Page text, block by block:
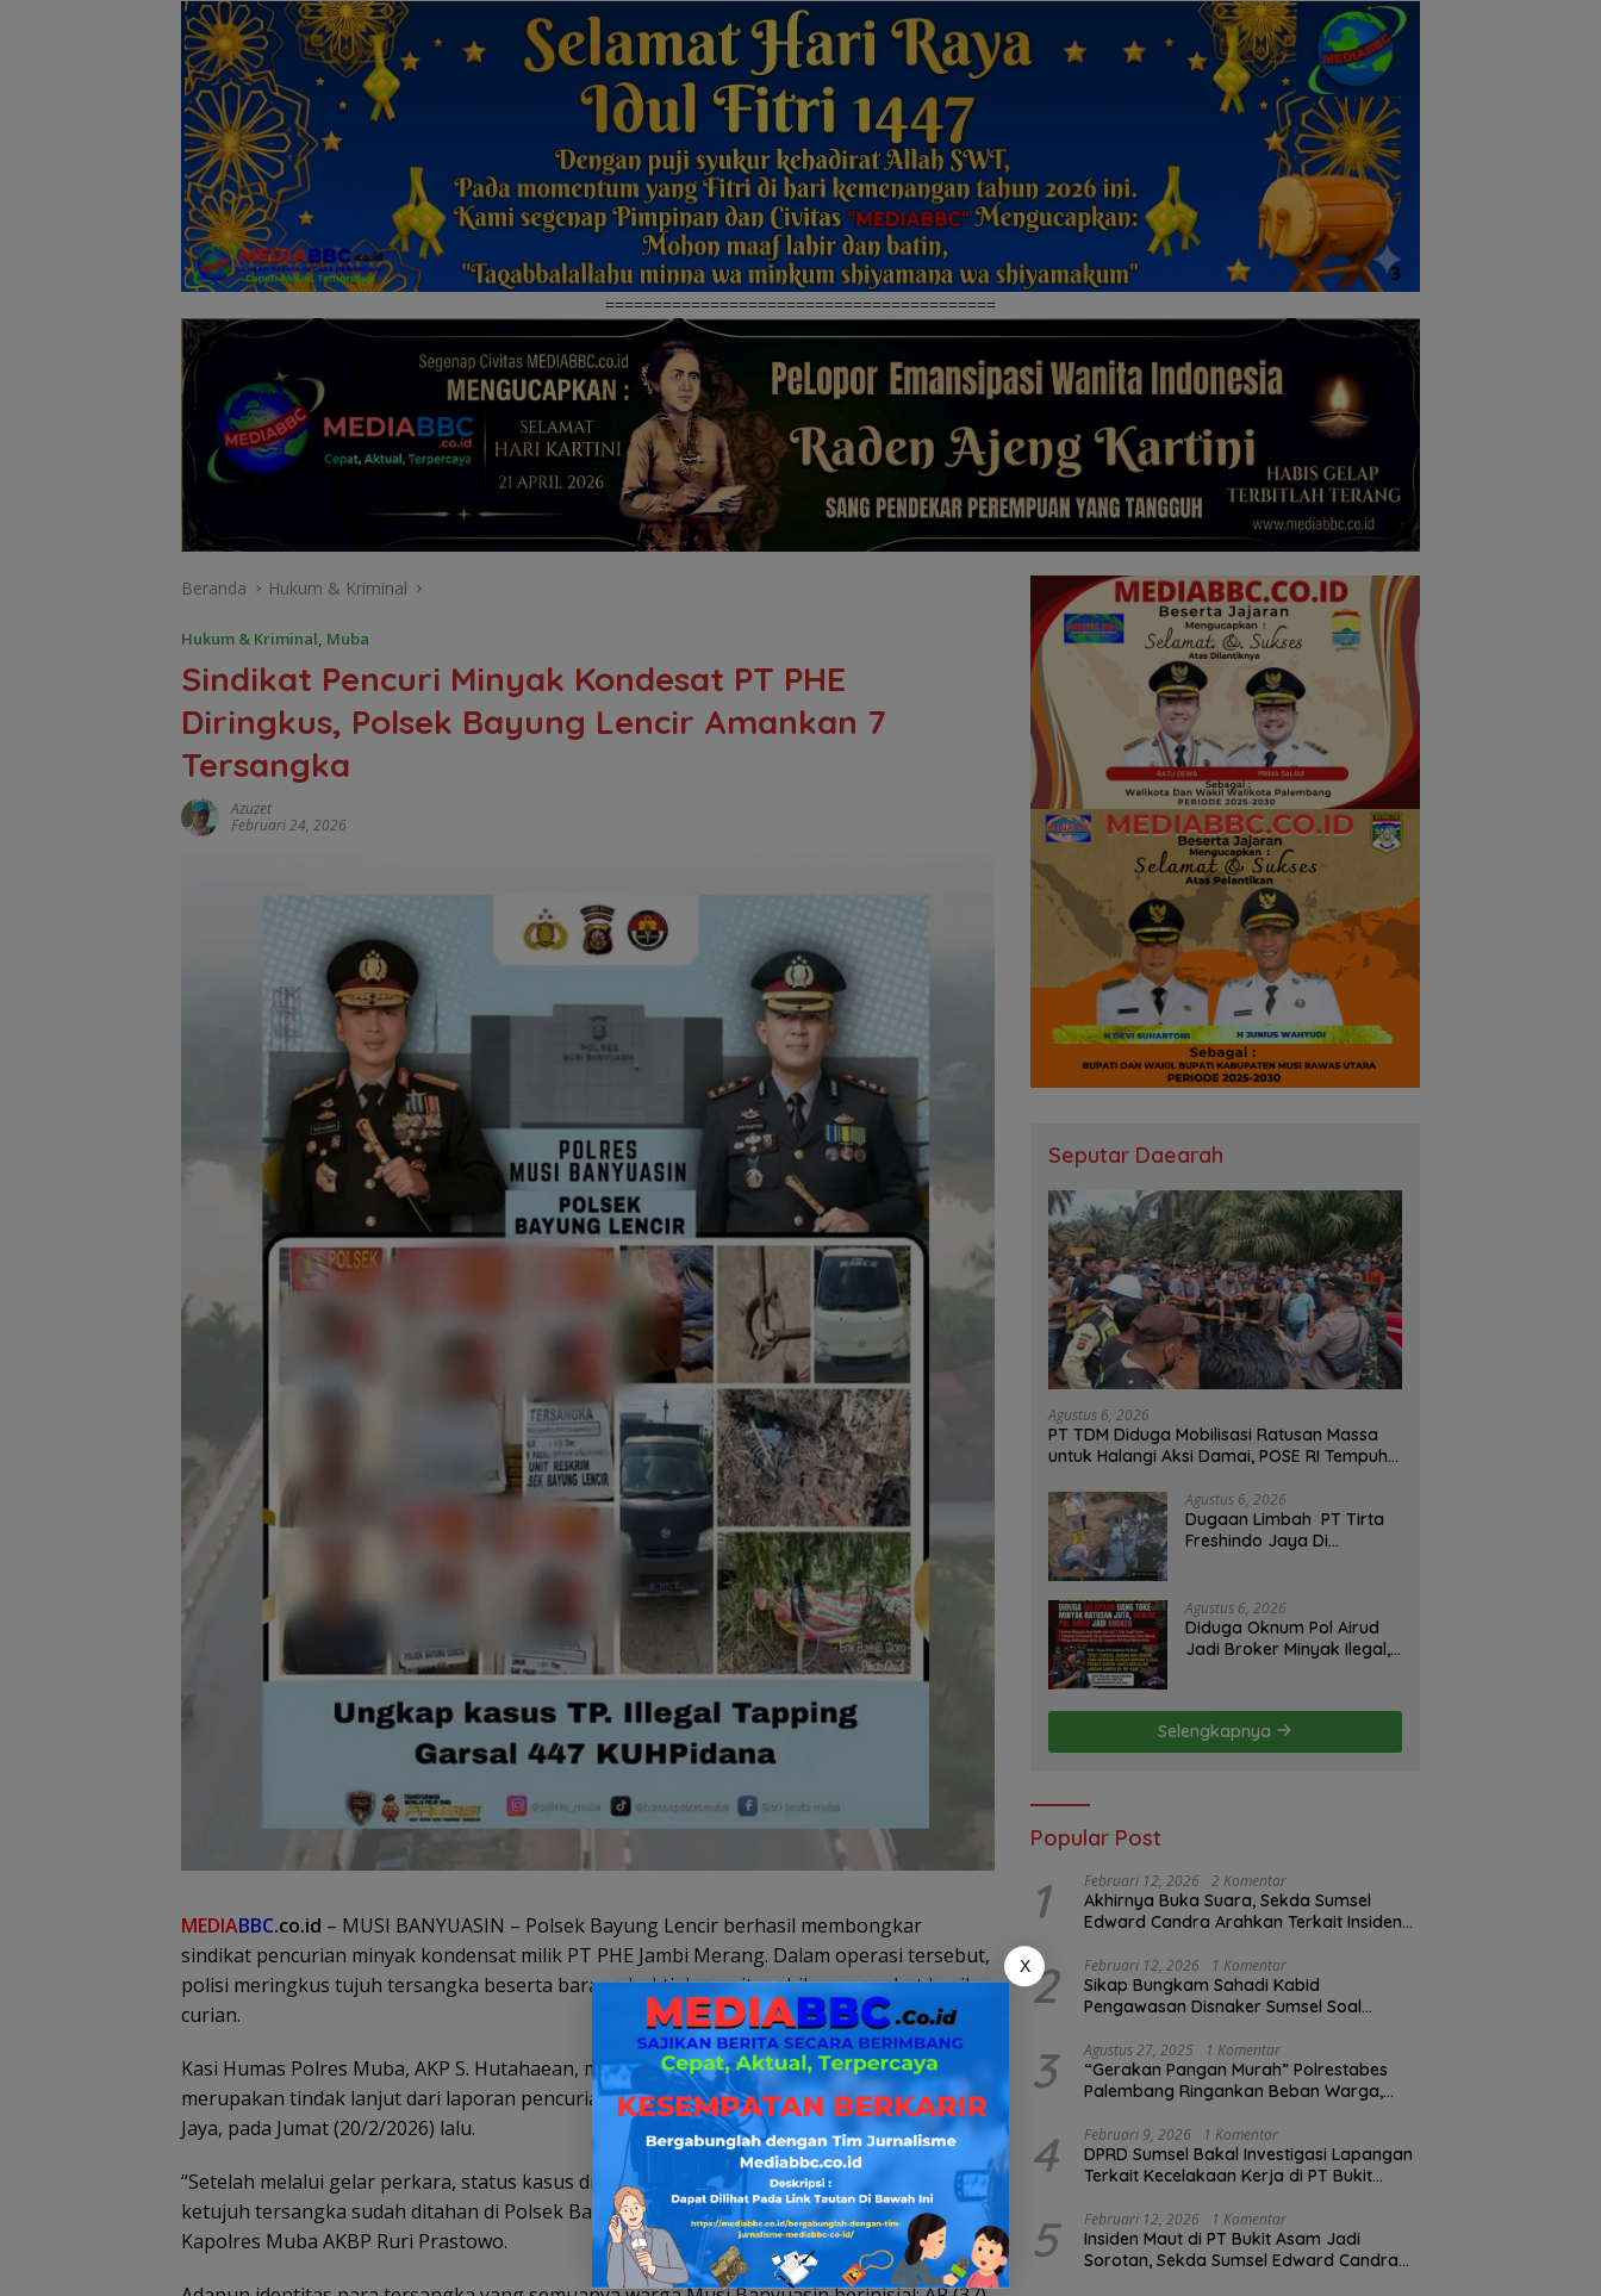
=========================================
Beranda Hukum & Kriminal
Hukum & Kriminal Muba
Sindikat Pencuri Minyak Kondesat PT PHE
Diringkus, Polsek Bayung Lencir Amankan 7
Tersangka
Azuzet
Februari 24, 2026
MEDIABBC.co.id – MUSI BANYUASIN – Polsek Bayung Lencir berhasil membongkar
sindikat pencurian minyak kondensat milik PT PHE Jambi Merang. Dalam operasi tersebut,
polisi meringkus tujuh tersangka beserta barang bukti dua unit mobil pengangkut hasil
curian.
Kasi Humas Polres Muba, AKP S. Hutahaean, mengonfirmasi bahwa penangkapan ini
merupakan tindak lanjut dari laporan pencurian di jalur pipa KP 15 SKN/NGF, Desa Mendis
Jaya, pada Jumat (20/2/2026) lalu.
“Setelah melalui gelar perkara, status kasus ditingkatkan menjadi penyidikan. Saat ini
ketujuh tersangka sudah ditahan di Polsek Bayung Lencir,” tegas Hutahaean mewakili
Kapolres Muba AKBP Ruri Prastowo.
Seputar Daearah
Agustus 6, 2026
PT TDM Diduga Mobilisasi Ratusan Massa
untuk Halangi Aksi Damai, POSE RI Tempuh
Agustus 6, 2026
Dugaan Limbah PT Tirta
Freshindo Jaya Di
Pemerintah dan
Perusahaan
Agustus 6, 2026
Diduga Oknum Pol Airud
Jadi Broker Minyak Ilegal,
Selengkapnya
Popular Post
1 Februari 12, 2026 2 Komentar
Akhirnya Buka Suara, Sekda Sumsel
Edward Candra Arahkan Terkait Insiden
2 Februari 12, 2026 1 Komentar
Sikap Bungkam Sahadi Kabid
Pengawasan Disnaker Sumsel Soal
Pengawasan K3?
3 Agustus 27, 2025 1 Komentar
“Gerakan Pangan Murah” Polrestabes
Palembang Ringankan Beban Warga,
4 Februari 9, 2026 1 Komentar
DPRD Sumsel Bakal Investigasi Lapangan
Terkait Kecelakaan Kerja di PT Bukit
5 Februari 12, 2026 1 Komentar
Insiden Maut di PT Bukit Asam Jadi
Sorotan, Sekda Sumsel Edward Candra
X